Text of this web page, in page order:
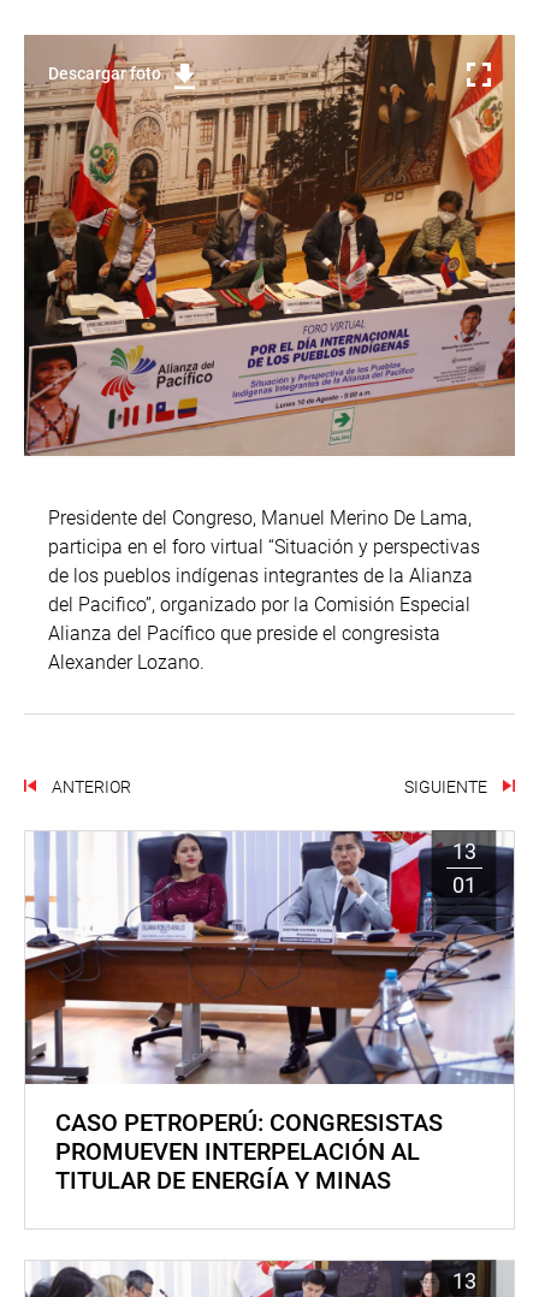
Descargar foto
Presidente del Congreso, Manuel Merino De Lama,
participa en el foro virtual “Situación y perspectivas
de los pueblos indígenas integrantes de la Alianza
del Pacifico”, organizado por la Comisión Especial
Alianza del Pacífico que preside el congresista
Alexander Lozano.
ANTERIOR SIGUIENTE
13
01
CASO PETROPERÚ: CONGRESISTAS
PROMUEVEN INTERPELACIÓN AL
TITULAR DE ENERGÍA Y MINAS
13